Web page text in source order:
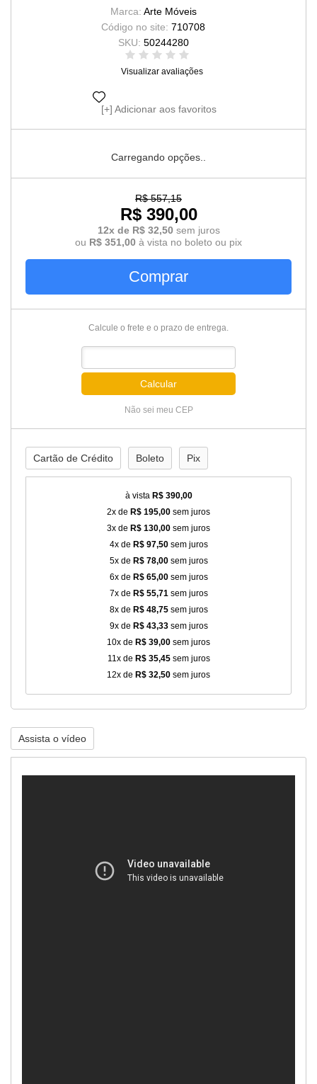
Marca: Arte Móveis
Código no site: 710708
SKU: 50244280
Visualizar avaliações
Adicionar aos favoritos
Carregando opções..
R$ 557,15
R$ 390,00
12x de R$ 32,50 sem juros
ou R$ 351,00 à vista no boleto ou pix
Comprar
Calcule o frete e o prazo de entrega.
Calcular
Não sei meu CEP
Cartão de Crédito Boleto Pix
à vista R$ 390,00
2x de R$ 195,00 sem juros
3x de R$ 130,00 sem juros
4x de R$ 97,50sem juros
5x de R$ 78,00sem juros
6x de R$ 65,00sem juros
7x de R$ 55,71sem juros
8x de R$ 48,75sem juros
9x de R$ 43,33sem juros
10x de R$ 39,00 sem juros
11x de R$ 35,45sem juros
12x de R$ 32,50 sem juros
Assista o vídeo